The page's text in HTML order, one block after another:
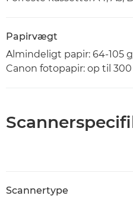
Papirvægt
Almindeligt papir: 64-105
Canon fotopapir: op til 300
Scannertype